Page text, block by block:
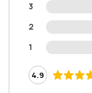
3
2
1
4.9